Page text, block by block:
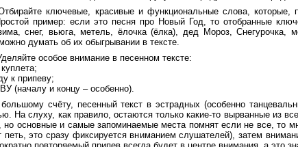
ключевые, красивые и функциональные слова,
пример: если это песня про Новый Год, то отобранные
снег, вьюга, метель, ёлочка (ёлка), дед Мороз, Снегурочка,
думать об их обыгрывании в тексте.
особое внимание в песенном тексте:
к припеву;
(началу и концу – особенно).
счёту, песенный текст в эстрадных (особенно
На слуху, как правило, остаются только какие-то вырванные из
но основные и самые запоминаемые места помнят если не все, то
петь, это сразу фиксируется вниманием слушателей), затем